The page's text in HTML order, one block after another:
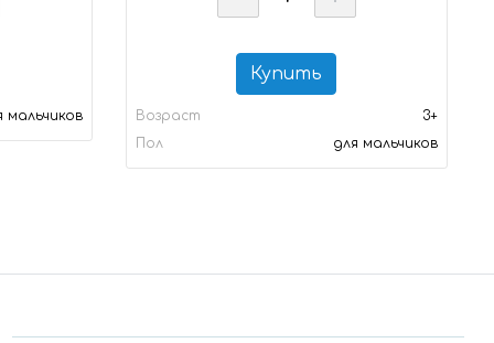
мальчиков
Купить
Возраст
3+
Пол
для мальчиков